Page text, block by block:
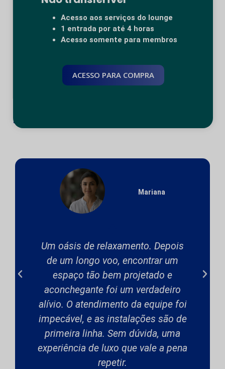
Grécia
As viagens de verão na Grécia trazem um sol incrível,
mas também trazem terminais lotados, portões de
Continuar lendo
Depoimentos
Um oásis de relaxamento. Depois
de um longo voo, encontrar um
espaço tão bem projetado e
aconchegante foi um verdadeiro
alívio. O atendimento da equipe foi
impecável, e as instalações são de
primeira linha. Sem dúvida, uma
experiência de luxo que vale a pena
repetir.
Mariana
Acesso aos serviços do lounge
1 entrada por até 4 horas
Acesso somente para membros
ACESSO PARA COMPRA